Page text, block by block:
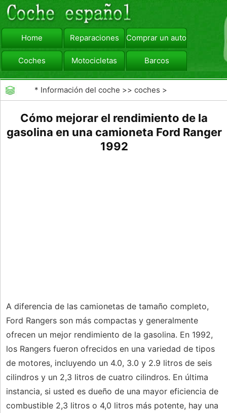
Home Reparaciones Comprar un automóvil
Coches Motocicletas Barcos
viajar Camiones
* Información del coche >>coches >
Cómo mejorar el rendimiento de la
gasolina en una camioneta Ford Ranger
1992
A diferencia de las camionetas de tamaño completo,
Ford Rangers son más compactas y generalmente
ofrecen un mejor rendimiento de la gasolina. En 1992,
los Rangers fueron ofrecidos en una variedad de tipos
de motores, incluyendo un 4.0, 3.0 y 2.9 litros de seis
cilindros y un 2,3 litros de cuatro cilindros. En última
instancia, si usted es dueño de una mayor eficiencia de
combustible 2,3 litros o 4,0 litros más potente, hay una